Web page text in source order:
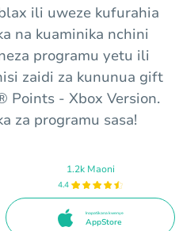
ili uweze kufurahia
na kuaminika nchini
programu yetu ili
zaidi za kununua gift
Points - Xbox Version.
za programu sasa!
1.2k Maoni
4.4
Inapatikana kwenye
AppStore